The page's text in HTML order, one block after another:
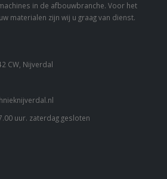
in de afbouwbranche. Voor het
materialen zijn wij u graag van dienst.
CW, Nijverdal
uur. zaterdag gesloten